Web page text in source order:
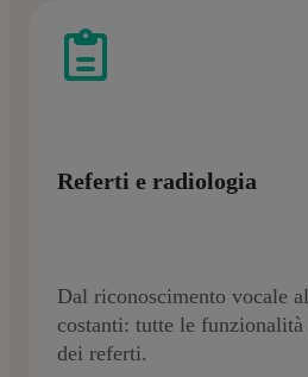
Referti e radiologia
Dal riconoscimento vocale
costanti: tutte le
dei referti.